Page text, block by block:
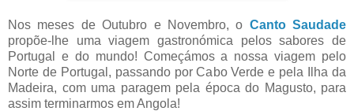
Nos meses de Outubro e Novembro, o Canto Saudade
propõe-lhe uma viagem gastronómica pelos sabores de
Portugal e do mundo! Começámos a nossa viagem pelo
Norte de Portugal, passando por Cabo Verde e pela Ilha da
Madeira, com uma paragem pela época do Magusto, para
assim terminarmos em Angola!